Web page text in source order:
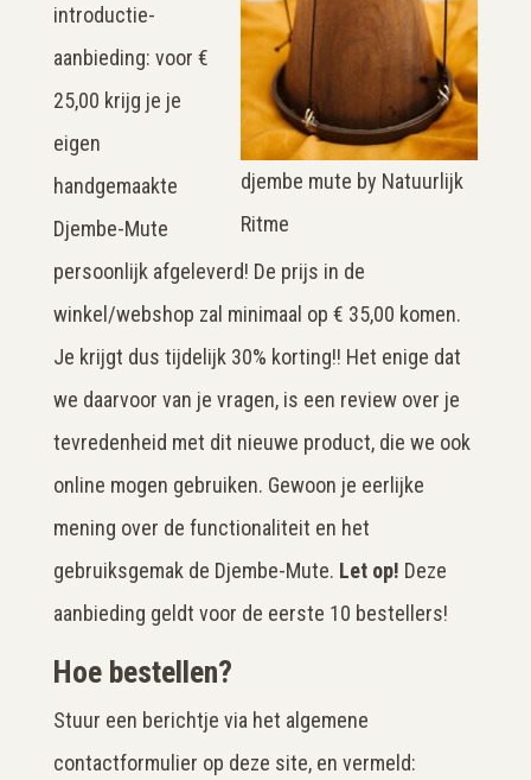
djembe mute by Natuurlijk
Ritme
introductie-
aanbieding: voor €
25,00 krijg je je
eigen
handgemaakte
Djembe-Mute
persoonlijk afgeleverd! De prijs in de
winkel/webshop zal minimaal op € 35,00 komen.
Je krijgt dus tijdelijk 30% korting!! Het enige dat
we daarvoor van je vragen, is een review over je
tevredenheid met dit nieuwe product, die we ook
online mogen gebruiken. Gewoon je eerlijke
mening over de functionaliteit en het
gebruiksgemak de Djembe-Mute. Let op! Deze
aanbieding geldt voor de eerste 10 bestellers!
Hoe bestellen?
Stuur een berichtje via het algemene
contactformulier op deze site, en vermeld: